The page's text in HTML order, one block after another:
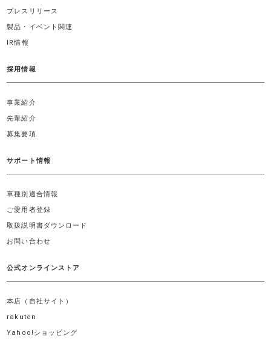
プレスリリース
製品・イベント関連
IR情報
採用情報
事業紹介
先輩紹介
募集要項
サポート情報
車種別適合情報
ご愛用者登録
取扱説明書ダウンロード
お問い合わせ
公式オンラインストア
本店（自社サイト）
rakuten
Yahoo!ショッピング